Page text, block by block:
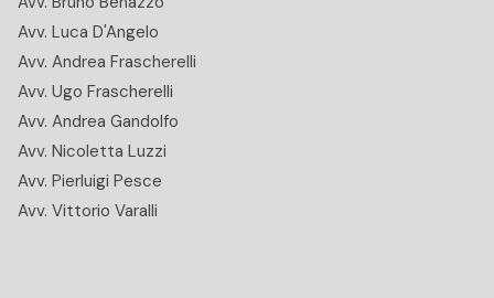
Avv. Luca D'Angelo
Avv. Andrea Frascherelli
Avv. Ugo Frascherelli
Avv. Andrea Gandolfo
Avv. Nicoletta Luzzi
Avv. Pierluigi Pesce
Avv. Vittorio Varalli